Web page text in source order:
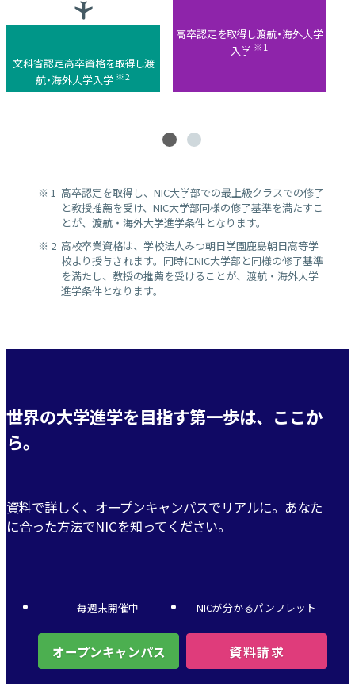
文科省認定高卒資格を取得し渡
航・海外大学入学 ※2
高卒認定を取得し渡航・海外大学
入学 ※1
高卒認定を取得し、NIC大学部での最上級クラスでの修了
と教授推薦を受け、NIC大学部同様の修了基準を満たすこ
とが、渡航・海外大学進学条件となります。
高校卒業資格は、学校法人みつ朝日学園鹿島朝日高等学
校より授与されます。同時にNIC大学部と同様の修了基準
を満たし、教授の推薦を受けることが、渡航・海外大学
進学条件となります。
世界の大学進学を目指す第一歩は、ここか
ら。
資料で詳しく、オープンキャンパスでリアルに。 あなた
に合った方法でNICを知ってください。
毎週末開催中
オープンキャンパス
NICが分かるパンフレット
資料請求